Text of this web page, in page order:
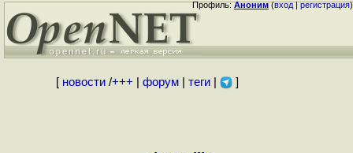
Профиль:Аноним(вход|регистрация)
[ новости/+++ форум| теги| ]